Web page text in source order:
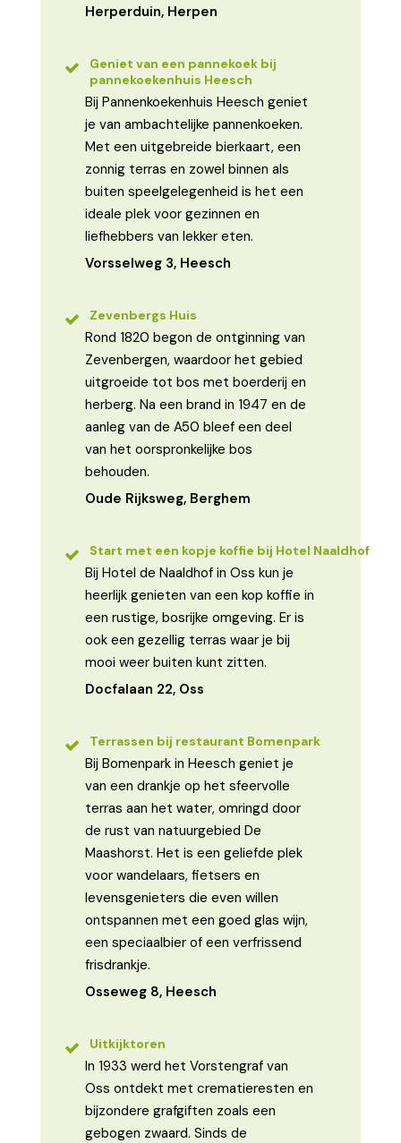
Herperduin, Herpen
Geniet van een pannekoek bij
pannekoekenhuis Heesch
Bij Pannenkoekenhuis Heesch geniet
je van ambachtelijke pannenkoeken.
Met een uitgebreide bierkaart, een
zonnig terras en zowel binnen als
buiten speelgelegenheid is het een
ideale plek voor gezinnen en
liefhebbers van lekker eten.
Vorsselweg 3, Heesch
Zevenbergs Huis
Rond 1820 begon de ontginning van
Zevenbergen, waardoor het gebied
uitgroeide tot bos met boerderij en
herberg. Na een brand in 1947 en de
aanleg van de A50 bleef een deel
van het oorspronkelijke bos
behouden.
Oude Rijksweg, Berghem
Start met een kopje koffie bij Hotel Naaldhof
Bij Hotel de Naaldhof in Oss kun je
heerlijk genieten van een kop koffie in
een rustige, bosrijke omgeving. Er is
ook een gezellig terras waar je bij
mooi weer buiten kunt zitten.
Docfalaan 22, Oss
Terrassen bij restaurant Bomenpark
Bij Bomenpark in Heesch geniet je
van een drankje op het sfeervolle
terras aan het water, omringd door
de rust van natuurgebied De
Maashorst. Het is een geliefde plek
voor wandelaars, fietsers en
levensgenieters die even willen
ontspannen met een goed glas wijn,
een speciaalbier of een verfrissend
frisdrankje.
Osseweg 8, Heesch
Uitkijktoren
In 1933 werd het Vorstengraf van
Oss ontdekt met crematieresten en
bijzondere grafgiften zoals een
gebogen zwaard. Sinds de